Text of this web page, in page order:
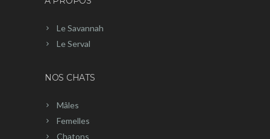
Le Savannah
Le Serval
NOS CHATS
Mâles
Femelles
Chatons